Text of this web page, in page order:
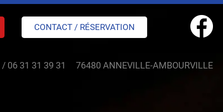
CONTACT / RÉSERVATION
/ 06 31 31 39 31 76480 ANNEVILLE-AMBOURVILLE